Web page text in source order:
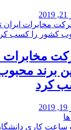
مخابرات
برند
کرد